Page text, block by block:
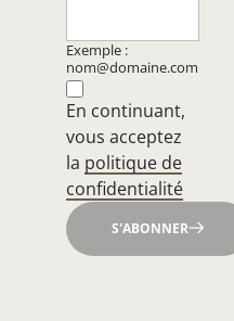
Exemple :
nom@domaine.com
En continuant,
vous acceptez
la politique de
confidentialité
S'ABONNER